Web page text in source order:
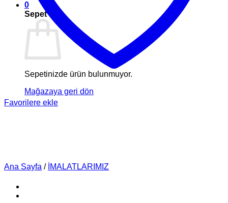
0
Sepet
Sepetinizde ürün bulunmuyor.
Mağazaya geri dön
Favorilere ekle
Ana Sayfa / İMALATLARIMIZ